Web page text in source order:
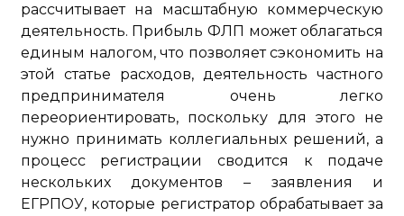
рассчитывает на масштабную коммерческую
деятельность. Прибыль ФЛП может облагаться
единым налогом, что позволяет сэкономить на
этой статье расходов, деятельность частного
предпринимателя очень легко
переориентировать, поскольку для этого не
нужно принимать коллегиальных решений, а
процесс регистрации сводится к подаче
нескольких документов – заявления и
ЕГРПОУ, которые регистратор обрабатывает за